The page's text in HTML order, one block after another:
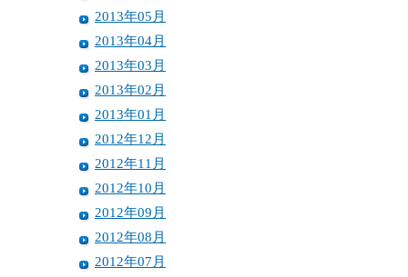
2013年05月
2013年04月
2013年03月
2013年02月
2013年01月
2012年12月
2012年11月
2012年10月
2012年09月
2012年08月
2012年07月